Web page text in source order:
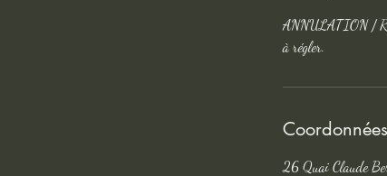
ANNULATION /
à régler.
Coordonnées
26 Quai Claude